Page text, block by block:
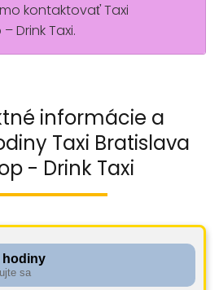
kontaktovať Taxi
Drink Taxi.
informácie a
Taxi Bratislava
- Drink Taxi
hodiny
sa